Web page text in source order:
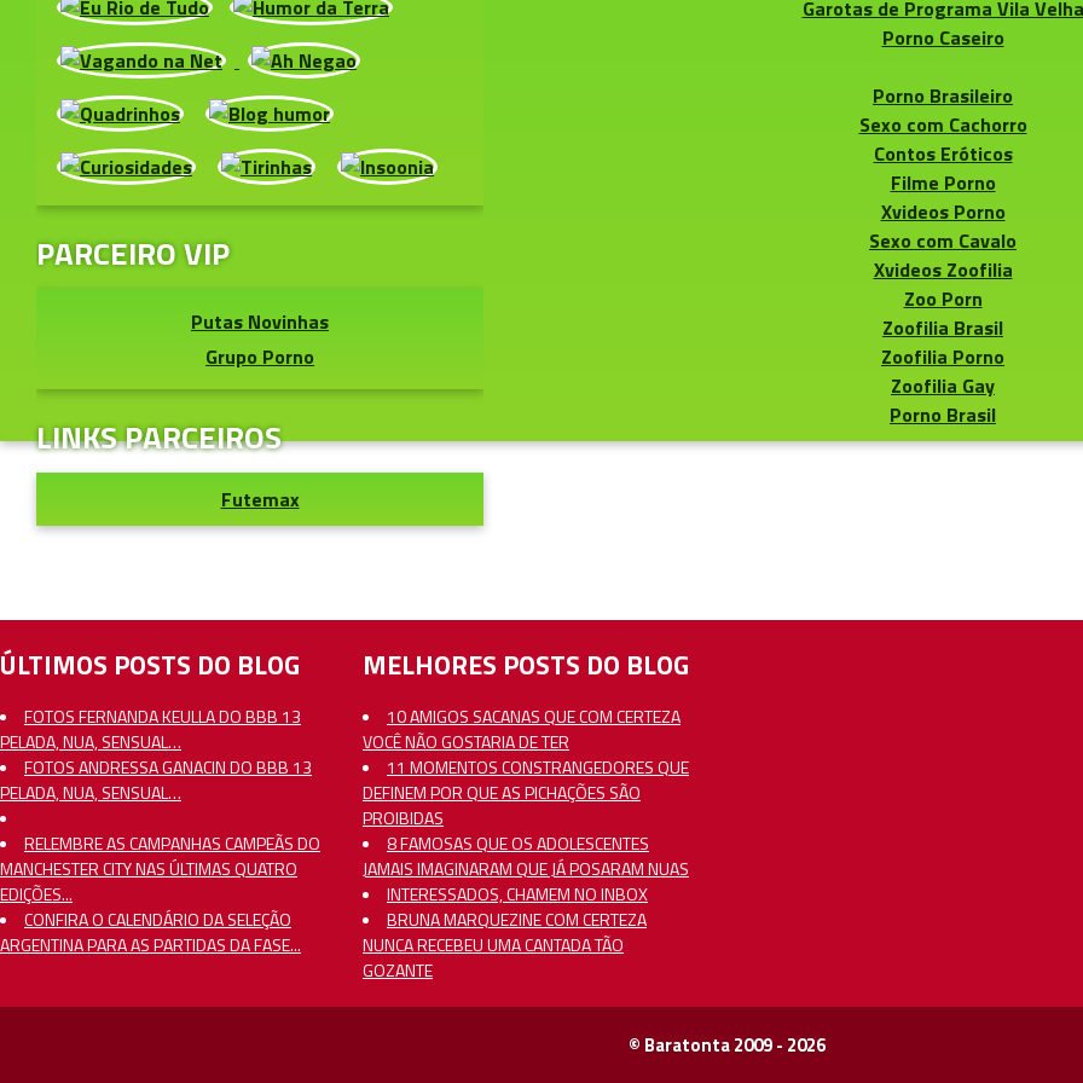
PARCEIRO VIP
Putas Novinhas
Grupo Porno
LINKS PARCEIROS
Futemax
Garotas de Programa Vila Velha
Porno Caseiro
Porno Brasileiro
Sexo com Cachorro
Contos Eróticos
Filme Porno
Xvideos Porno
Sexo com Cavalo
Xvideos Zoofilia
Zoo Porn
Zoofilia Brasil
Zoofilia Porno
Zoofilia Gay
Porno Brasil
ÚLTIMOS POSTS DO BLOG
FOTOS FERNANDA KEULLA DO BBB 13
PELADA, NUA, SENSUAL…
FOTOS ANDRESSA GANACIN DO BBB 13
PELADA, NUA, SENSUAL…
RELEMBRE AS CAMPANHAS CAMPEÃS DO
MANCHESTER CITY NAS ÚLTIMAS QUATRO
EDIÇÕES...
CONFIRA O CALENDÁRIO DA SELEÇÃO
ARGENTINA PARA AS PARTIDAS DA FASE...
MELHORES POSTS DO BLOG
10 AMIGOS SACANAS QUE COM CERTEZA
VOCÊ NÃO GOSTARIA DE TER
11 MOMENTOS CONSTRANGEDORES QUE
DEFINEM POR QUE AS PICHAÇÕES SÃO
PROIBIDAS
8 FAMOSAS QUE OS ADOLESCENTES
JAMAIS IMAGINARAM QUE JÁ POSARAM NUAS
INTERESSADOS, CHAMEM NO INBOX
BRUNA MARQUEZINE COM CERTEZA
NUNCA RECEBEU UMA CANTADA TÃO
GOZANTE
© Baratonta 2009 - 2026